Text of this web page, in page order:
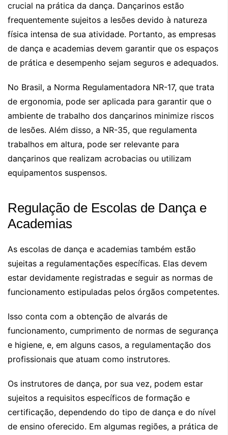
crucial na prática da dança. Dançarinos estão
frequentemente sujeitos a lesões devido à natureza
física intensa de sua atividade. Portanto, as empresas
de dança e academias devem garantir que os espaços
de prática e desempenho sejam seguros e adequados.
No Brasil, a Norma Regulamentadora NR-17, que trata
de ergonomia, pode ser aplicada para garantir que o
ambiente de trabalho dos dançarinos minimize riscos
de lesões. Além disso, a NR-35, que regulamenta
trabalhos em altura, pode ser relevante para
dançarinos que realizam acrobacias ou utilizam
equipamentos suspensos.
Regulação de Escolas de Dança e
Academias
As escolas de dança e academias também estão
sujeitas a regulamentações específicas. Elas devem
estar devidamente registradas e seguir as normas de
funcionamento estipuladas pelos órgãos competentes.
Isso conta com a obtenção de alvarás de
funcionamento, cumprimento de normas de segurança
e higiene, e, em alguns casos, a regulamentação dos
profissionais que atuam como instrutores.
Os instrutores de dança, por sua vez, podem estar
sujeitos a requisitos específicos de formação e
certificação, dependendo do tipo de dança e do nível
de ensino oferecido. Em algumas regiões, a prática de